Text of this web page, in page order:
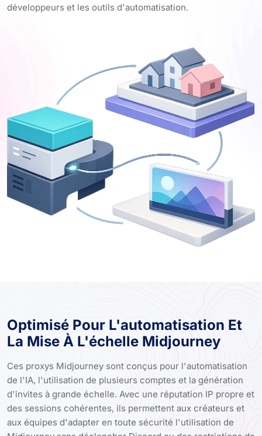
développeurs et les outils d'automatisation.
Optimisé Pour L'automatisation Et
La Mise À L'échelle Midjourney
Ces proxys Midjourney sont conçus pour l'automatisation
de l'IA, l'utilisation de plusieurs comptes et la génération
d'invites à grande échelle. Avec une réputation IP propre et
des sessions cohérentes, ils permettent aux créateurs et
aux équipes d'adapter en toute sécurité l'utilisation de